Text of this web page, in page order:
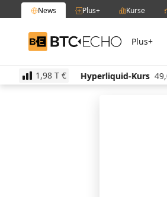
News Plus+ Kurse
BTC-ECHO Plus+
1,98 T €
-0.60% Hyperliquid-Kurs 49,05 € 0.60%